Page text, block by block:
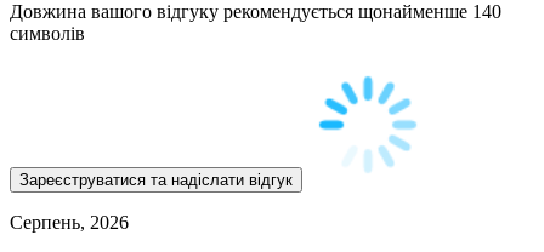
Довжина вашого відгуку рекомендується щонайменше 140
символів
Серпень, 2026